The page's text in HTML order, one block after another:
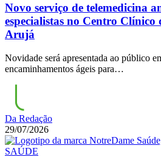
Novo serviço de telemedicina
especialistas no Centro
Arujá
Novidade será apresentada ao público
encaminhamentos ágeis para…
Da Redação
29/07/2026
SAÚDE